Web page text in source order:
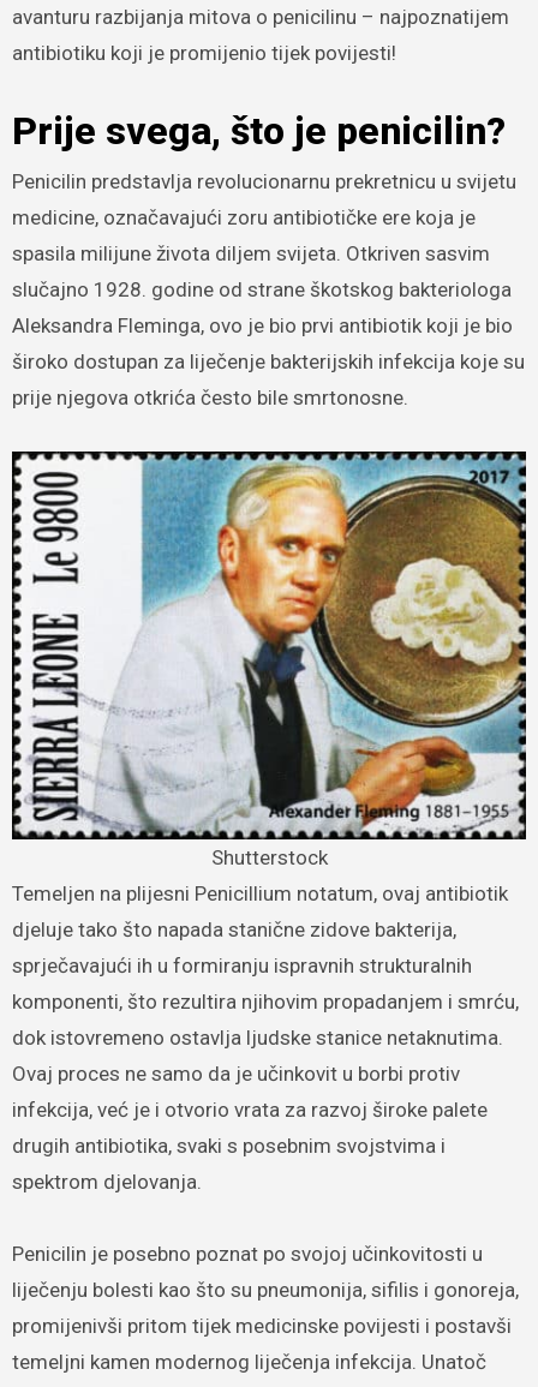
avanturu razbijanja mitova o penicilinu – najpoznatijem
antibiotiku koji je promijenio tijek povijesti!
Prije svega, što je penicilin?
Penicilin predstavlja revolucionarnu prekretnicu u svijetu
medicine, označavajući zoru antibiotičke ere koja je
spasila milijune života diljem svijeta. Otkriven sasvim
slučajno 1928. godine od strane škotskog bakteriologa
Aleksandra Fleminga, ovo je bio prvi antibiotik koji je bio
široko dostupan za liječenje bakterijskih infekcija koje su
prije njegova otkrića često bile smrtonosne.
Shutterstock
Temeljen na plijesni Penicillium notatum, ovaj antibiotik
djeluje tako što napada stanične zidove bakterija,
sprječavajući ih u formiranju ispravnih strukturalnih
komponenti, što rezultira njihovim propadanjem i smrću,
dok istovremeno ostavlja ljudske stanice netaknutima.
Ovaj proces ne samo da je učinkovit u borbi protiv
infekcija, već je i otvorio vrata za razvoj široke palete
drugih antibiotika, svaki s posebnim svojstvima i
spektrom djelovanja.
Penicilin je posebno poznat po svojoj učinkovitosti u
liječenju bolesti kao što su pneumonija, sifilis i gonoreja,
promijenivši pritom tijek medicinske povijesti i postavši
temeljni kamen modernog liječenja infekcija. Unatoč